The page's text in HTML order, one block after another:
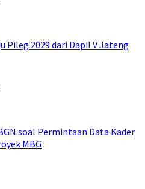
Pileg 2029 dari Dapil V Jateng
soal Permintaan Data Kader
MBG